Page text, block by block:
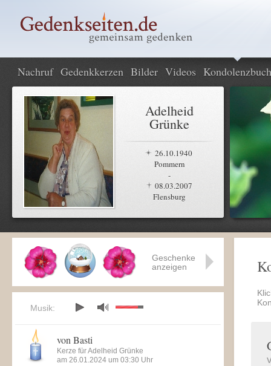
Nachruf Gedenkkerzen Bilder Videos Kondolenzbuch
Adelheid
Grünke
26.10.1940
Pommern
-
08.03.2007
Flensburg
Geschenke
anzeigen
Musik:
von Basti
Kerze für Adelheid Grünke
am 26.01.2024 um 03:30 Uhr